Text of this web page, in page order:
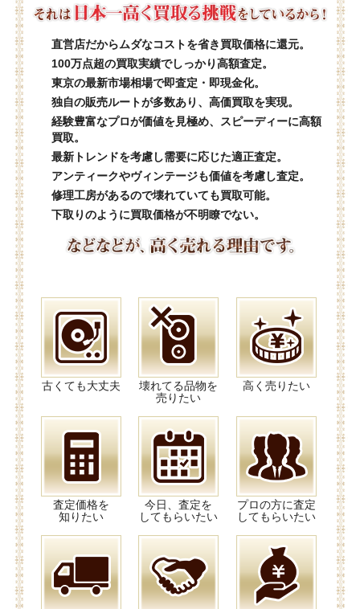
直営店だからムダなコストを省き買取価格に還元。
100万点超の買取実績でしっかり高額査定。
東京の最新市場相場で即査定・即現金化。
独自の販売ルートが多数あり、高価買取を実現。
経験豊富なプロが価値を見極め、スピーディーに高額
買取。
最新トレンドを考慮し需要に応じた適正査定。
アンティークやヴィンテージも価値を考慮し査定。
修理工房があるので壊れていても買取可能。
下取りのように買取価格が不明瞭でない。
古くても大丈夫
壊れてる品物を
売りたい
高く売りたい
査定価格を
知りたい
今日、査定を
してもらいたい
プロの方に査定
してもらいたい